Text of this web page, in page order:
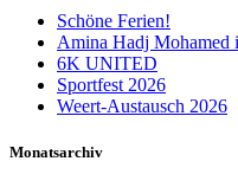
Schöne Ferien!
Amina Hadj Mohamed
6K UNITED
Sportfest 2026
Weert-Austausch 2026
Monatsarchiv